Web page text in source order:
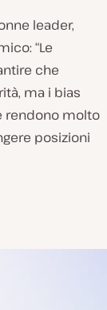
leader,
“Le
che
ma i bias
rendono molto
posizioni